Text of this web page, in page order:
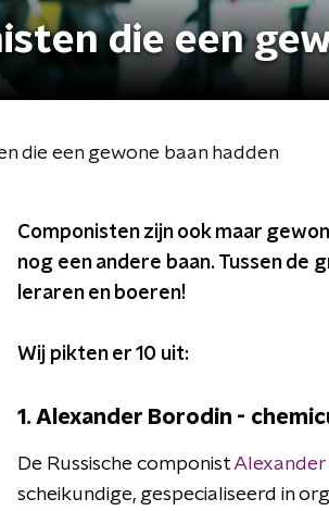
die een
die een gewone baan hadden
Componisten zijn ook maar
nog een andere baan. Tussen
leraren en boeren!
Wij pikten er 10 uit:
1. Alexander Borodin -
De Russische componist
scheikundige, gespecialiseerd in